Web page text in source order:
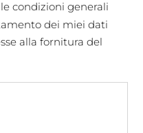
condizioni generali
dei miei dati
alla fornitura del